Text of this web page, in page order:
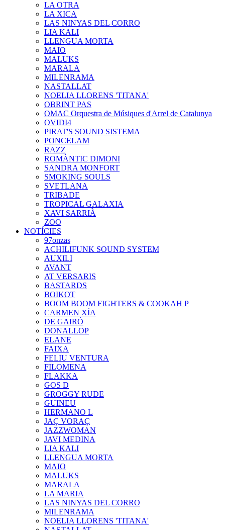
LA OTRA
LA XICA
LAS NINYAS DEL CORRO
LIA KALI
LLENGUA MORTA
MAIO
MALUKS
MARALA
MILENRAMA
NASTALLAT
NOELIA LLORENS 'TITANA'
OBRINT PAS
OMAC Orquestra de Músiques d'Arrel de Catalunya
OVIDI4
PIRAT'S SOUND SISTEMA
PONCELAM
RAZZ
ROMÀNTIC DIMONI
SANDRA MONFORT
SMOKING SOULS
SVETLANA
TRIBADE
TROPICAL GALAXIA
XAVI SARRIÀ
ZOO
NOTÍCIES
97onzas
ACHILIFUNK SOUND SYSTEM
AUXILI
AVANT
AT VERSARIS
BASTARDS
BOIKOT
BOOM BOOM FIGHTERS & COOKAH P
CARMEN XÍA
DE GAIRÓ
DONALLOP
ELANE
FAIXA
FELIU VENTURA
FILOMENA
FLAKKA
GOS D
GROGGY RUDE
GUINEU
HERMANO L
JAÇ VORAÇ
JAZZWOMAN
JAVI MEDINA
LIA KALI
LLENGUA MORTA
MAIO
MALUKS
MARALA
LA MARIA
LAS NINYAS DEL CORRO
MILENRAMA
NOELIA LLORENS 'TITANA'